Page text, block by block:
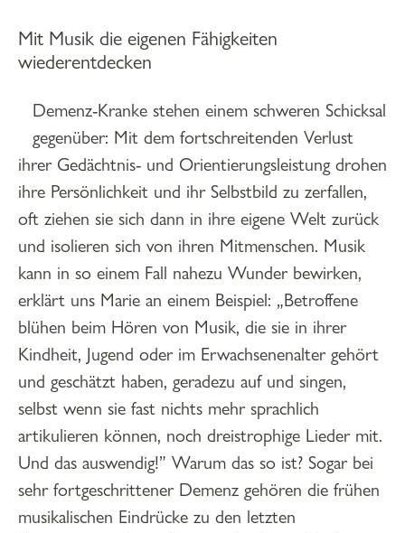
Mit Musik die eigenen Fähigkeiten
wiederentdecken
Demenz-Kranke stehen einem schweren Schicksal
gegenüber: Mit dem fortschreitenden Verlust
ihrer Gedächtnis- und Orientierungsleistung drohen
ihre Persönlichkeit und ihr Selbstbild zu zerfallen,
oft ziehen sie sich dann in ihre eigene Welt zurück
und isolieren sich von ihren Mitmenschen. Musik
kann in so einem Fall nahezu Wunder bewirken,
erklärt uns Marie an einem Beispiel: „Betroffene
blühen beim Hören von Musik, die sie in ihrer
Kindheit, Jugend oder im Erwachsenenalter gehört
und geschätzt haben, geradezu auf und singen,
selbst wenn sie fast nichts mehr sprachlich
artikulieren können, noch dreistrophige Lieder mit.
Und das auswendig!” Warum das so ist? Sogar bei
sehr fortgeschrittener Demenz gehören die frühen
musikalischen Eindrücke zu den letzten